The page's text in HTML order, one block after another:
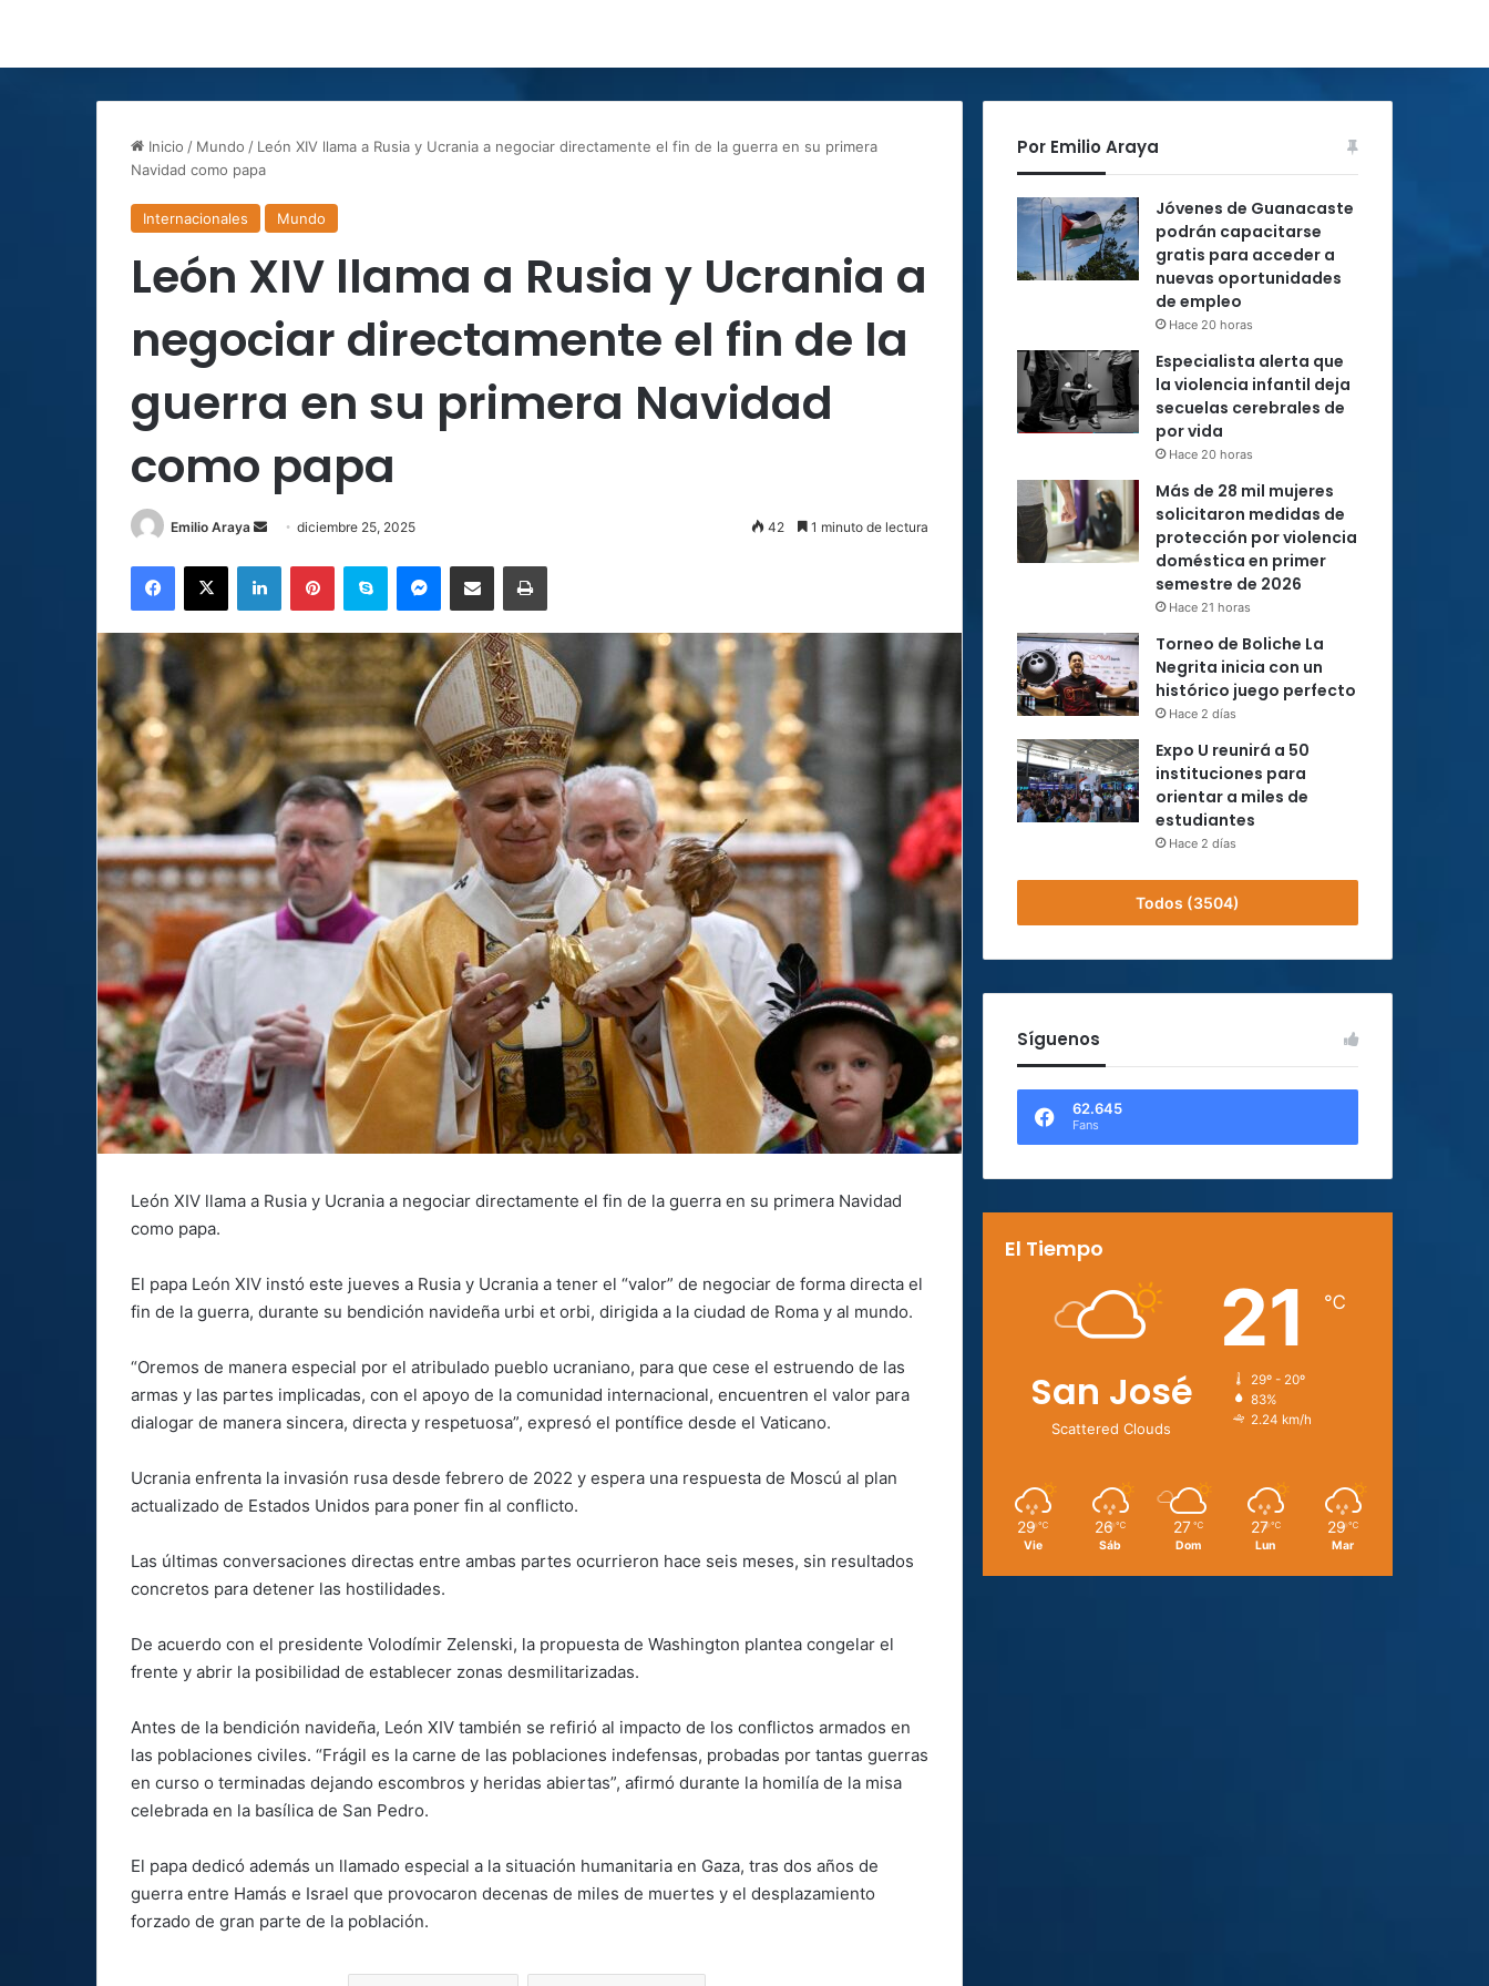
Inicio / Mundo / León XIV llama a Rusia y Ucrania a negociar directamente el fin de la guerra en su primera
Navidad como papa
Internacionales Mundo
León XIV llama a Rusia y Ucrania a
negociar directamente el fin de la
guerra en su primera Navidad
como papa
Emilio Araya
Senddiciembre 25, 2025 42 1 minuto de lectura
Facebook
X LinkedInPinterestSkype MessengerCompartir por correo electrónicoImprimir
León XIV llama a Rusia y Ucrania a negociar directamente el fin de la guerra en su primera Navidad
como papa.
El papa León XIV instó este jueves a Rusia y Ucrania a tener el “valor” de negociar de forma directa el
fin de la guerra, durante su bendición navideña urbi et orbi, dirigida a la ciudad de Roma y al mundo.
“Oremos de manera especial por el atribulado pueblo ucraniano, para que cese el estruendo de las
armas y las partes implicadas, con el apoyo de la comunidad internacional, encuentren el valor para
dialogar de manera sincera, directa y respetuosa”, expresó el pontífice desde el Vaticano.
Ucrania enfrenta la invasión rusa desde febrero de 2022 y espera una respuesta de Moscú al plan
actualizado de Estados Unidos para poner fin al conflicto.
Las últimas conversaciones directas entre ambas partes ocurrieron hace seis meses, sin resultados
concretos para detener las hostilidades.
De acuerdo con el presidente Volodímir Zelenski, la propuesta de Washington plantea congelar el
frente y abrir la posibilidad de establecer zonas desmilitarizadas.
Antes de la bendición navideña, León XIV también se refirió al impacto de los conflictos armados en
las poblaciones civiles. “Frágil es la carne de las poblaciones indefensas, probadas por tantas guerras
en curso o terminadas dejando escombros y heridas abiertas”, afirmó durante la homilía de la misa
celebrada en la basílica de San Pedro.
El papa dedicó además un llamado especial a la situación humanitaria en Gaza, tras dos años de
guerra entre Hamás e Israel que provocaron decenas de miles de muertes y el desplazamiento
forzado de gran parte de la población.
Por Emilio Araya
Jóvenes de Guanacaste
podrán capacitarse
gratis para acceder a
nuevas oportunidades
de empleo
Hace 20 horas
Especialista alerta que
la violencia infantil deja
secuelas cerebrales de
por vida
Hace 20 horas
Más de 28 mil mujeres
solicitaron medidas de
protección por violencia
doméstica en primer
semestre de 2026
Hace 21 horas
Torneo de Boliche La
Negrita inicia con un
histórico juego perfecto
Hace 2 días
Expo U reunirá a 50
instituciones para
orientar a miles de
estudiantes
Hace 2 días
Todos (3504)
Síguenos
62.645
Fans
El Tiempo
San José
Scattered Clouds
21 ℃
29º - 20º
83%
2.24 km/h
29 ℃
Vie
26 ℃
Sáb
27 ℃
Dom
27 ℃
Lun
29 ℃
Mar